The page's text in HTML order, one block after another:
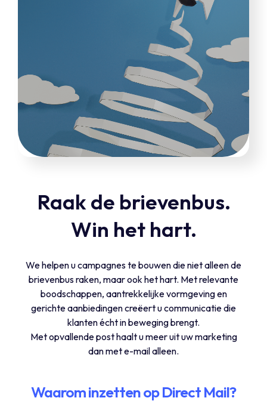
Raak de brievenbus.
Win het hart.
We helpen u campagnes te bouwen die niet alleen de
brievenbus raken, maar ook het hart. Met relevante
boodschappen, aantrekkelijke vormgeving en
gerichte aanbiedingen creëert u communicatie die
klanten écht in beweging brengt.
Met opvallende post haalt u meer uit uw marketing
dan met e-mail alleen.
Waarom inzetten op Direct Mail?